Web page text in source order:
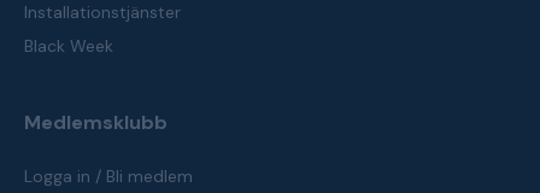
Installationstjänster
Black Week
Medlemsklubb
Logga in / Bli medlem